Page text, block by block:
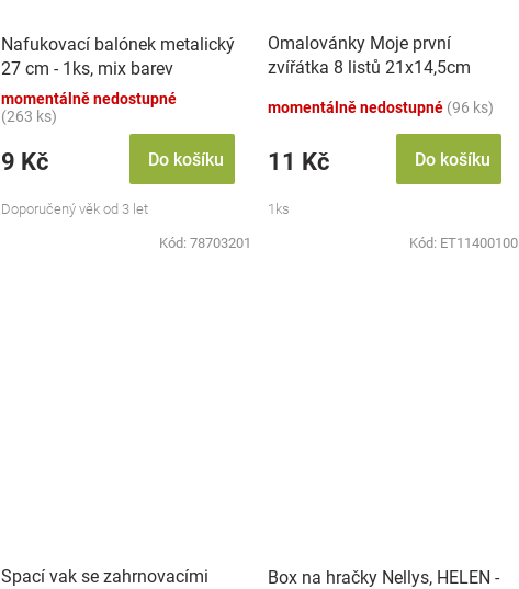
Nafukovací balónek metalický
27 cm - 1ks, mix barev
momentálně nedostupné
(263 ks)
9 Kč Do košíku
Doporučený věk od 3 let
Kód: 78703201
Omalovánky Moje první
zvířátka 8 listů 21x14,5cm
momentálně nedostupné (96 ks)
11 Kč Do košíku
1ks
Kód: ET11400100
Spací vak se zahrnovacími
Box na hračky Nellys, HELEN -